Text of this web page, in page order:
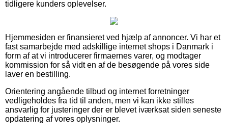
tidligere kunders oplevelser.
Hjemmesiden er finansieret ved hjælp af annoncer. Vi har et
fast samarbejde med adskillige internet shops i Danmark i
form af at vi introducerer firmaernes varer, og modtager
kommission for så vidt en af de besøgende på vores side
laver en bestilling.
Orientering angående tilbud og internet forretninger
vedligeholdes fra tid til anden, men vi kan ikke stilles
ansvarlig for justeringer der er blevet iværksat siden seneste
opdatering af vores oplysninger.